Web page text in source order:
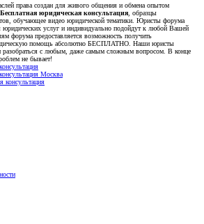
права создан для живого общения и обмена опытом
Бесплатная юридическая консультация , образцы
обучающее видео юридической тематики. Юристы форума
юридических услуг и индивидуально подойдут к любой Вашей
форума предоставляется возможность получить
помощь абсолютно БЕСПЛАТНО. Наши юристы
разобраться с любым, даже самым сложным вопросом. В конце
не бывает!
Москва
консультация